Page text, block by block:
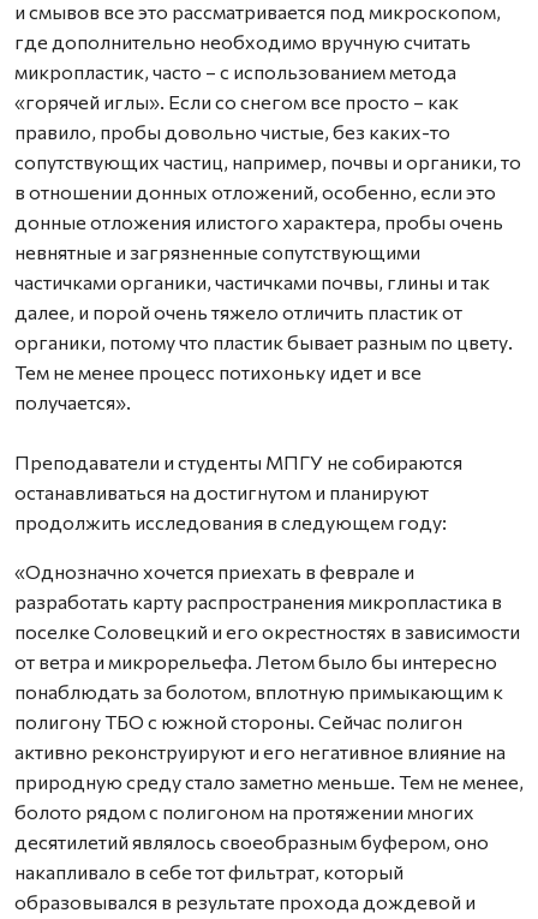
и смывов все это рассматривается под микроскопом,
где дополнительно необходимо вручную считать
микропластик, часто – с использованием метода
«горячей иглы». Если со снегом все просто – как
правило, пробы довольно чистые, без каких-то
сопутствующих частиц, например, почвы и органики, то
в отношении донных отложений, особенно, если это
донные отложения илистого характера, пробы очень
невнятные и загрязненные сопутствующими
частичками органики, частичками почвы, глины и так
далее, и порой очень тяжело отличить пластик от
органики, потому что пластик бывает разным по цвету.
Тем не менее процесс потихоньку идет и все
получается».
Преподаватели и студенты МПГУ не собираются
останавливаться на достигнутом и планируют
продолжить исследования в следующем году:
«Однозначно хочется приехать в феврале и
разработать карту распространения микропластика в
поселке Соловецкий и его окрестностях в зависимости
от ветра и микрорельефа. Летом было бы интересно
понаблюдать за болотом, вплотную примыкающим к
полигону ТБО с южной стороны. Сейчас полигон
активно реконструируют и его негативное влияние на
природную среду стало заметно меньше. Тем не менее,
болото рядом с полигоном на протяжении многих
десятилетий являлось своеобразным буфером, оно
накапливало в себе тот фильтрат, который
образовывался в результате прохода дождевой и